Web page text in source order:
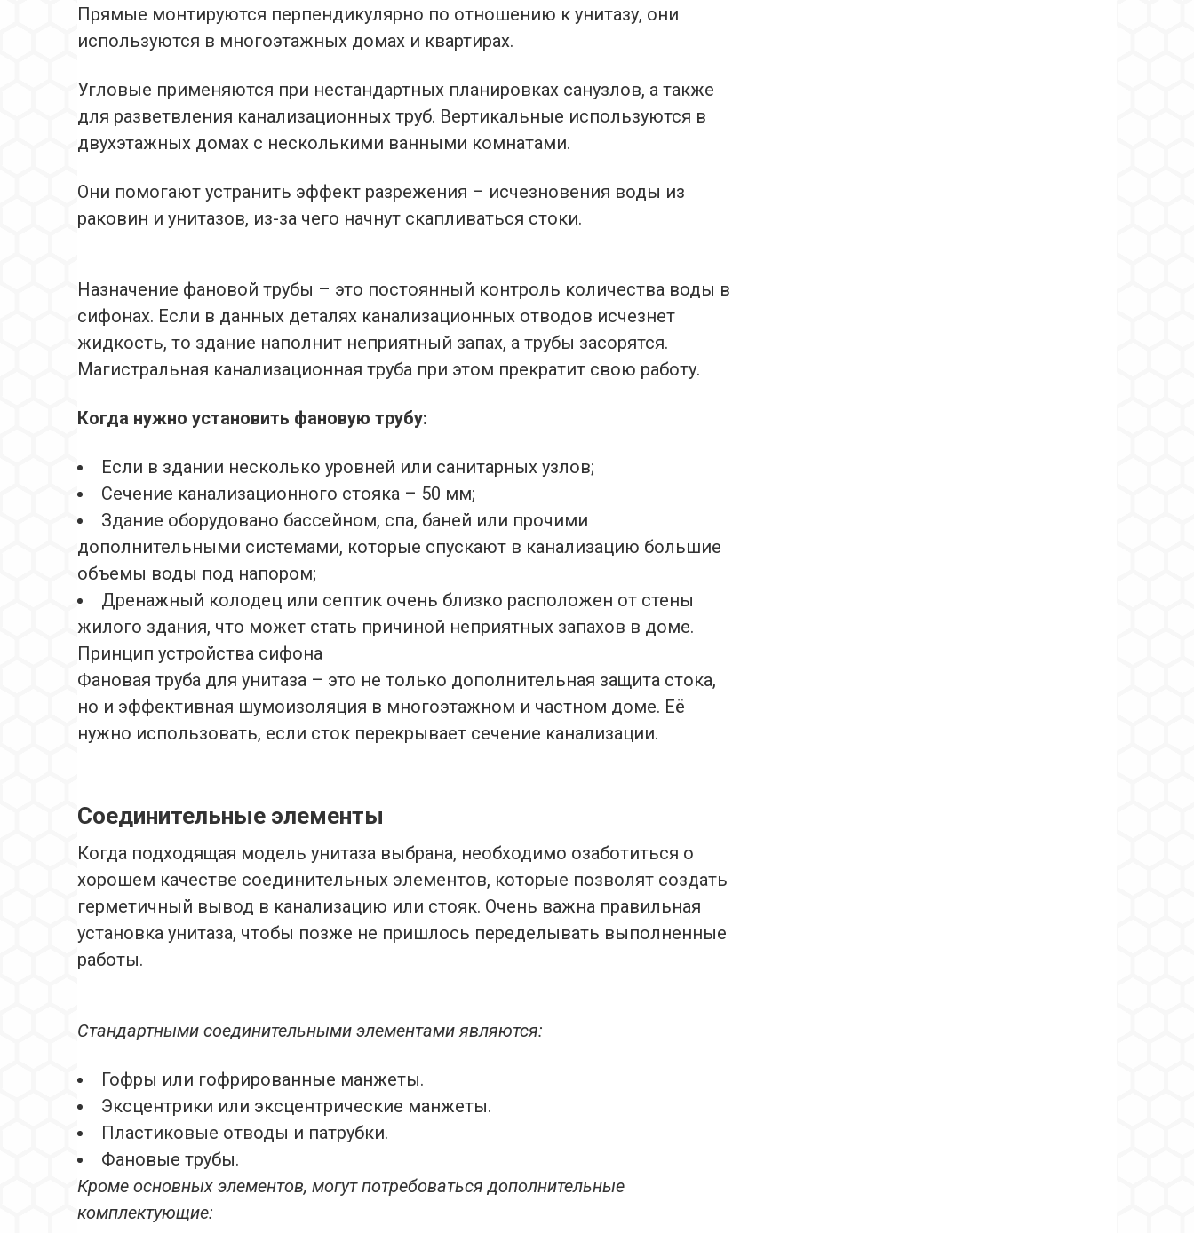
Прямые монтируются перпендикулярно по отношению к унитазу, они
используются в многоэтажных домах и квартирах.
Угловые применяются при нестандартных планировках санузлов, а также
для разветвления канализационных труб. Вертикальные используются в
двухэтажных домах с несколькими ванными комнатами.
Они помогают устранить эффект разрежения – исчезновения воды из
раковин и унитазов, из-за чего начнут скапливаться стоки.
Назначение фановой трубы – это постоянный контроль количества воды в
сифонах. Если в данных деталях канализационных отводов исчезнет
жидкость, то здание наполнит неприятный запах, а трубы засорятся.
Магистральная канализационная труба при этом прекратит свою работу.
Когда нужно установить фановую трубу:
Если в здании несколько уровней или санитарных узлов;
Сечение канализационного стояка – 50 мм;
Здание оборудовано бассейном, спа, баней или прочими
дополнительными системами, которые спускают в канализацию большие
объемы воды под напором;
Дренажный колодец или септик очень близко расположен от стены
жилого здания, что может стать причиной неприятных запахов в доме.
Принцип устройства сифона
Фановая труба для унитаза – это не только дополнительная защита стока,
но и эффективная шумоизоляция в многоэтажном и частном доме. Её
нужно использовать, если сток перекрывает сечение канализации.
Соединительные элементы
Когда подходящая модель унитаза выбрана, необходимо озаботиться о
хорошем качестве соединительных элементов, которые позволят создать
герметичный вывод в канализацию или стояк. Очень важна правильная
установка унитаза, чтобы позже не пришлось переделывать выполненные
работы.
Стандартными соединительными элементами являются:
Гофры или гофрированные манжеты.
Эксцентрики или эксцентрические манжеты.
Пластиковые отводы и патрубки.
Фановые трубы.
Кроме основных элементов, могут потребоваться дополнительные
комплектующие: